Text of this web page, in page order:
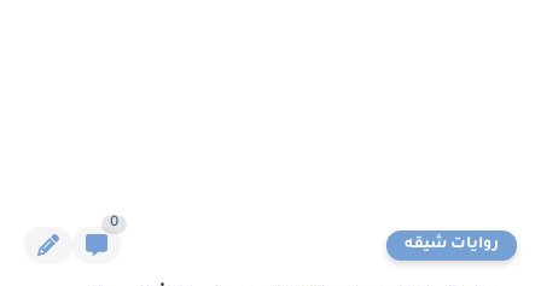
روايات شيقه
0